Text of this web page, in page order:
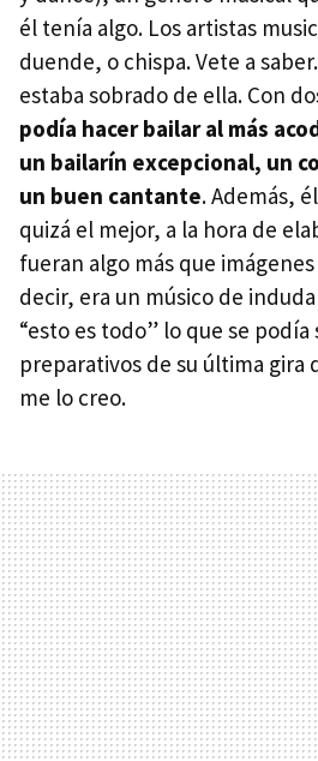
él tenía algo. Los artistas
duende, o chispa. Vete a
estaba sobrado de ella. Con
podía hacer bailar al más
un bailarín excepcional, un
un buen cantante. Además,
quizá el mejor, a la hora de
fueran algo más que
decir, era un músico de
“esto es todo” lo que se podía
preparativos de su última gira
me lo creo.